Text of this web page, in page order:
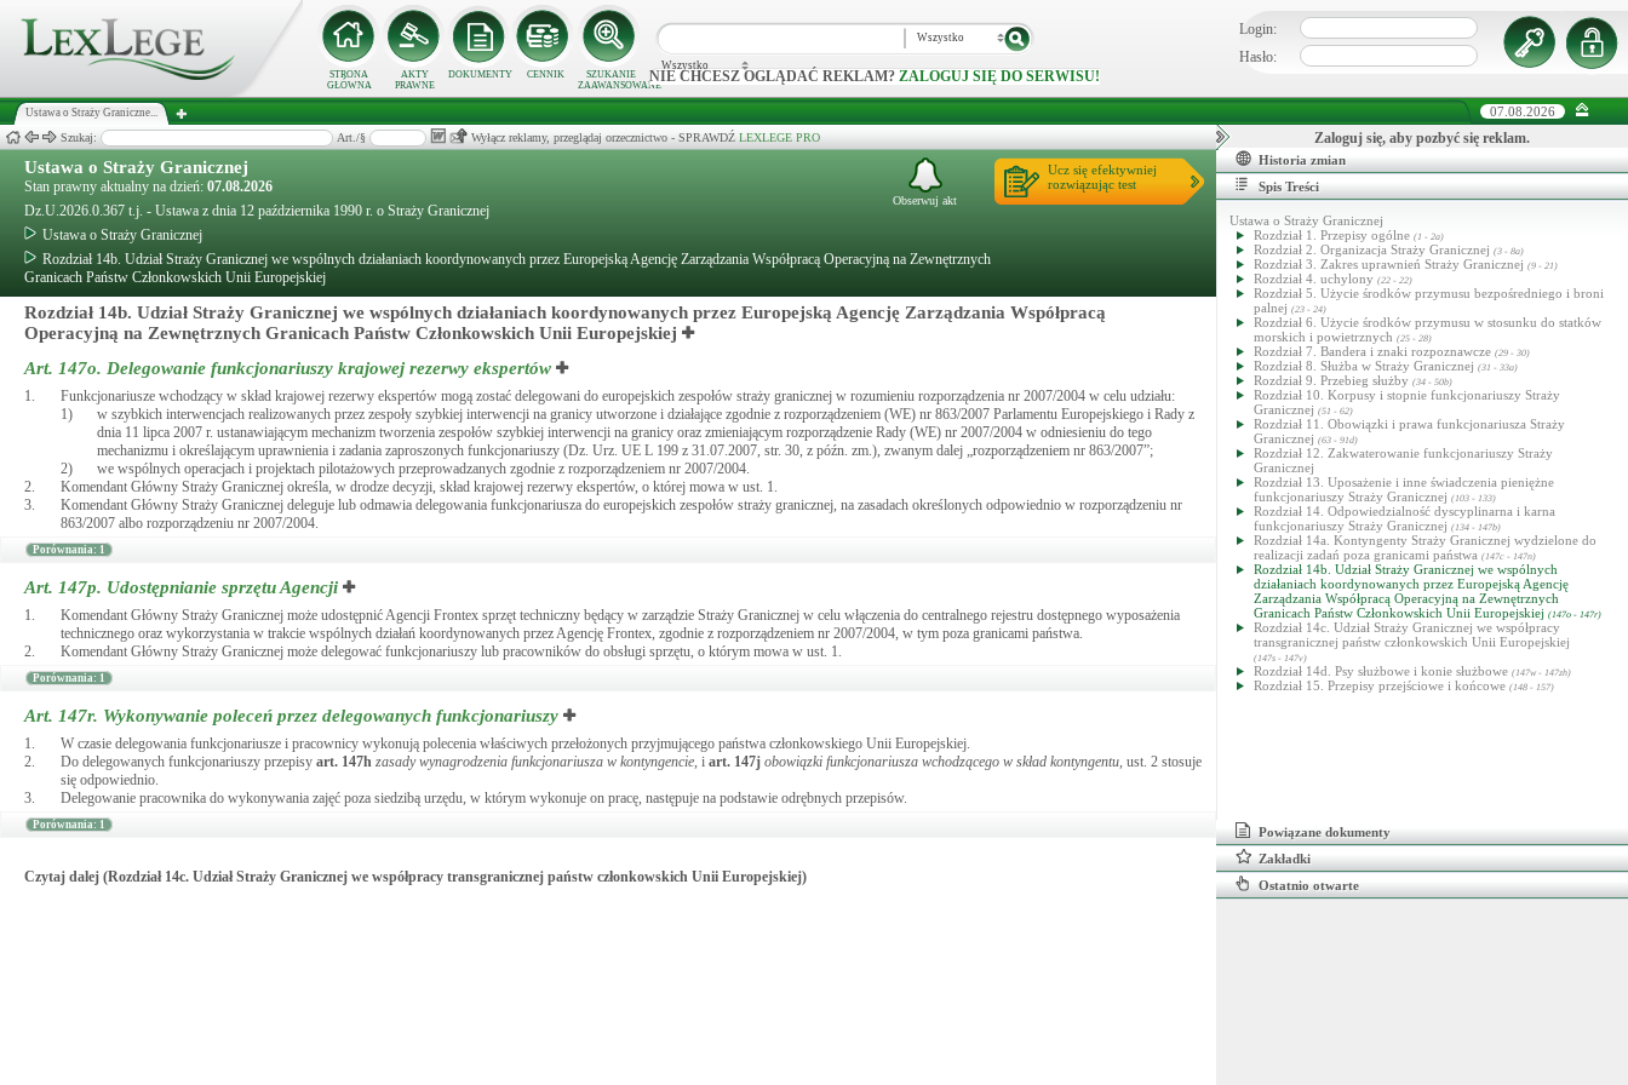
STRONA
GŁÓWNA
AKTY
PRAWNE
DOKUMENTY CENNIK
SZUKANIE
ZAAWANSOWANE
Wszystko
Wszystko
NIE CHCESZ OGLĄDAĆ REKLAM? ZALOGUJ SIĘ DO SERWISU!
Login:
Hasło:
Ustawa o Straży Graniczne... 07.08.2026
Szukaj: Art./§ Wyłącz reklamy, przeglądaj orzecznictwo - SPRAWDŹ LEXLEGE PRO
Ustawa o Straży Granicznej
Stan prawny aktualny na dzień: 07.08.2026
Dz.U.2026.0.367 t.j. - Ustawa z dnia 12 października 1990 r. o Straży Granicznej
Ustawa o Straży Granicznej
Rozdział 14b. Udział Straży Granicznej we wspólnych działaniach koordynowanych przez Europejską Agencję Zarządzania Współpracą Operacyjną na Zewnętrznych
Granicach Państw Członkowskich Unii Europejskiej
Ucz się efektywniej
rozwiązując test
Obserwuj akt
Rozdział 14b. Udział Straży Granicznej we wspólnych działaniach koordynowanych przez Europejską Agencję Zarządzania Współpracą
Operacyjną na Zewnętrznych Granicach Państw Członkowskich Unii Europejskiej
Art. 147o. Delegowanie funkcjonariuszy krajowej rezerwy ekspertów
1.
Funkcjonariusze wchodzący w skład krajowej rezerwy ekspertów mogą zostać delegowani do europejskich zespołów straży granicznej w rozumieniu rozporządzenia nr 2007/2004 w celu udziału:
1)
w szybkich interwencjach realizowanych przez zespoły szybkiej interwencji na granicy utworzone i działające zgodnie z rozporządzeniem (WE) nr 863/2007 Parlamentu Europejskiego i Rady z
dnia 11 lipca 2007 r. ustanawiającym mechanizm tworzenia zespołów szybkiej interwencji na granicy oraz zmieniającym rozporządzenie Rady (WE) nr 2007/2004 w odniesieniu do tego
mechanizmu i określającym uprawnienia i zadania zaproszonych funkcjonariuszy (Dz. Urz. UE L 199 z 31.07.2007, str. 30, z późn. zm.), zwanym dalej „rozporządzeniem nr 863/2007”;
2)
we wspólnych operacjach i projektach pilotażowych przeprowadzanych zgodnie z rozporządzeniem nr 2007/2004.
2.
Komendant Główny Straży Granicznej określa, w drodze decyzji, skład krajowej rezerwy ekspertów, o której mowa w ust. 1.
3.
Komendant Główny Straży Granicznej deleguje lub odmawia delegowania funkcjonariusza do europejskich zespołów straży granicznej, na zasadach określonych odpowiednio w rozporządzeniu nr
863/2007 albo rozporządzeniu nr 2007/2004.
Porównania: 1
Art. 147p. Udostępnianie sprzętu Agencji
1.
Komendant Główny Straży Granicznej może udostępnić Agencji Frontex sprzęt techniczny będący w zarządzie Straży Granicznej w celu włączenia do centralnego rejestru dostępnego wyposażenia
technicznego oraz wykorzystania w trakcie wspólnych działań koordynowanych przez Agencję Frontex, zgodnie z rozporządzeniem nr 2007/2004, w tym poza granicami państwa.
2.
Komendant Główny Straży Granicznej może delegować funkcjonariuszy lub pracowników do obsługi sprzętu, o którym mowa w ust. 1.
Porównania: 1
Art. 147r. Wykonywanie poleceń przez delegowanych funkcjonariuszy
1.
W czasie delegowania funkcjonariusze i pracownicy wykonują polecenia właściwych przełożonych przyjmującego państwa członkowskiego Unii Europejskiej.
2.
Do delegowanych funkcjonariuszy przepisy art. 147h zasady wynagrodzenia funkcjonariusza w kontyngencie, i art. 147j obowiązki funkcjonariusza wchodzącego w skład kontyngentu, ust. 2 stosuje
się odpowiednio.
3.
Delegowanie pracownika do wykonywania zajęć poza siedzibą urzędu, w którym wykonuje on pracę, następuje na podstawie odrębnych przepisów.
Porównania: 1
Czytaj dalej (Rozdział 14c. Udział Straży Granicznej we współpracy transgranicznej państw członkowskich Unii Europejskiej)
Zaloguj się, aby pozbyć się reklam.
Historia zmian
Spis Treści
Ustawa o Straży Granicznej
Rozdział 1. Przepisy ogólne (1 - 2a)
Rozdział 2. Organizacja Straży Granicznej (3 - 8a)
Rozdział 3. Zakres uprawnień Straży Granicznej (9 - 21)
Rozdział 4. uchylony (22 - 22)
Rozdział 5. Użycie środków przymusu bezpośredniego i broni
palnej (23 - 24)
Rozdział 6. Użycie środków przymusu w stosunku do statków
morskich i powietrznych (25 - 28)
Rozdział 7. Bandera i znaki rozpoznawcze (29 - 30)
Rozdział 8. Służba w Straży Granicznej (31 - 33a)
Rozdział 9. Przebieg służby (34 - 50b)
Rozdział 10. Korpusy i stopnie funkcjonariuszy Straży
Granicznej (51 - 62)
Rozdział 11. Obowiązki i prawa funkcjonariusza Straży
Granicznej (63 - 91d)
Rozdział 12. Zakwaterowanie funkcjonariuszy Straży
Granicznej
Rozdział 13. Uposażenie i inne świadczenia pieniężne
funkcjonariuszy Straży Granicznej (103 - 133)
Rozdział 14. Odpowiedzialność dyscyplinarna i karna
funkcjonariuszy Straży Granicznej (134 - 147b)
Rozdział 14a. Kontyngenty Straży Granicznej wydzielone do
realizacji zadań poza granicami państwa (147c - 147n)
Rozdział 14b. Udział Straży Granicznej we wspólnych
działaniach koordynowanych przez Europejską Agencję
Zarządzania Współpracą Operacyjną na Zewnętrznych
Granicach Państw Członkowskich Unii Europejskiej (147o - 147r)
Rozdział 14c. Udział Straży Granicznej we współpracy
transgranicznej państw członkowskich Unii Europejskiej
(147s - 147v)
Rozdział 14d. Psy służbowe i konie służbowe (147w - 147zh)
Rozdział 15. Przepisy przejściowe i końcowe (148 - 157)
Powiązane dokumenty
Zakładki
Ostatnio otwarte